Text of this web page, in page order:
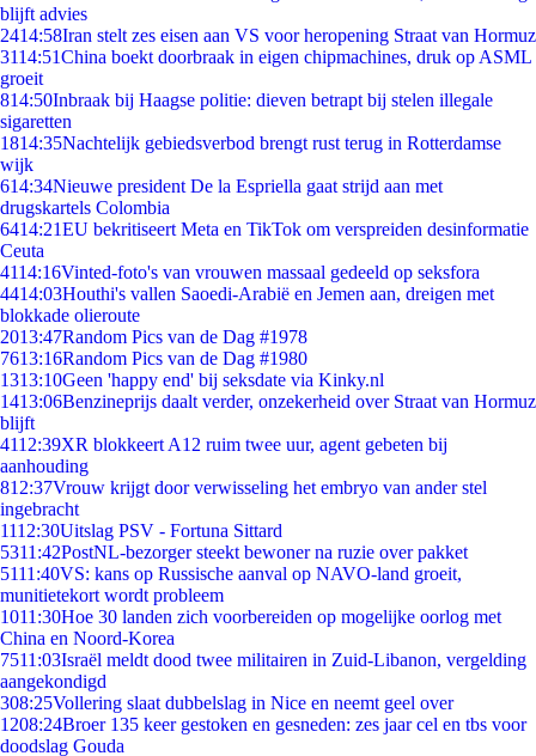
blijft advies
2414:58Iran stelt zes eisen aan VS voor heropening Straat van Hormuz
3114:51China boekt doorbraak in eigen chipmachines, druk op ASML
groeit
814:50Inbraak bij Haagse politie: dieven betrapt bij stelen illegale
sigaretten
1814:35Nachtelijk gebiedsverbod brengt rust terug in Rotterdamse
wijk
614:34Nieuwe president De la Espriella gaat strijd aan met
drugskartels Colombia
6414:21EU bekritiseert Meta en TikTok om verspreiden desinformatie
Ceuta
4114:16Vinted-foto's van vrouwen massaal gedeeld op seksfora
4414:03Houthi's vallen Saoedi-Arabië en Jemen aan, dreigen met
blokkade olieroute
2013:47Random Pics van de Dag #1978
7613:16Random Pics van de Dag #1980
1313:10Geen 'happy end' bij seksdate via Kinky.nl
1413:06Benzineprijs daalt verder, onzekerheid over Straat van Hormuz
blijft
4112:39XR blokkeert A12 ruim twee uur, agent gebeten bij
aanhouding
812:37Vrouw krijgt door verwisseling het embryo van ander stel
ingebracht
1112:30Uitslag PSV - Fortuna Sittard
5311:42PostNL-bezorger steekt bewoner na ruzie over pakket
5111:40VS: kans op Russische aanval op NAVO-land groeit,
munitietekort wordt probleem
1011:30Hoe 30 landen zich voorbereiden op mogelijke oorlog met
China en Noord-Korea
7511:03Israël meldt dood twee militairen in Zuid-Libanon, vergelding
aangekondigd
308:25Vollering slaat dubbelslag in Nice en neemt geel over
1208:24Broer 135 keer gestoken en gesneden: zes jaar cel en tbs voor
doodslag Gouda